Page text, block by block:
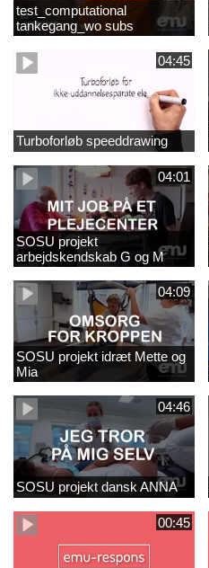
test_computational
tankegang_wo subs
04:45
Turboforløb speeddrawing
04:01
SOSU projekt
arbejdskendskab G og M
04:09
SOSU projekt idræt Mette og
Mia
04:46
SOSU projekt dansk ANNA
00:45